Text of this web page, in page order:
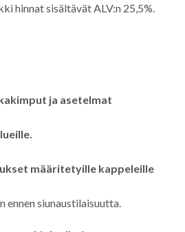
hinnat sisältävät ALV:n 25,5%.
ja asetelmat
määritetyille kappeleille
ennen siunaustilaisuutta.